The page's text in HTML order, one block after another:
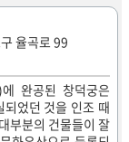
율곡로 99
완공된 창덕궁은
되었던 것을 인조 때
부분의 건물들이 잘